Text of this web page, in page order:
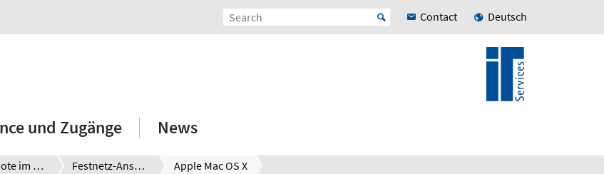
Contact Deutsch
und Zugänge News
Angebote im Service Netz Festnetz-Anschluss Apple Mac OS X